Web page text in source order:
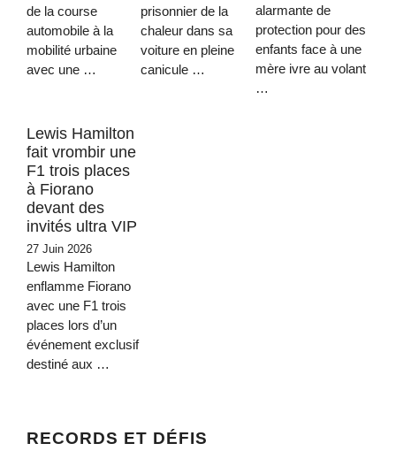
de la course
automobile à la
mobilité urbaine
avec une …
prisonnier de la
chaleur dans sa
voiture en pleine
canicule …
alarmante de
protection pour des
enfants face à une
mère ivre au volant
…
Lewis Hamilton
fait vrombir une
F1 trois places
à Fiorano
devant des
invités ultra VIP
27 Juin 2026
Lewis Hamilton
enflamme Fiorano
avec une F1 trois
places lors d’un
événement exclusif
destiné aux …
RECORDS ET DÉFIS